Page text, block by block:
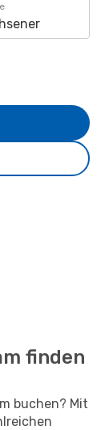
finden
buchen? Mit